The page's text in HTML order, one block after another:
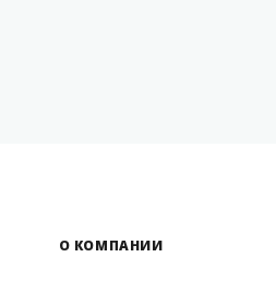
О КОМПАНИИ